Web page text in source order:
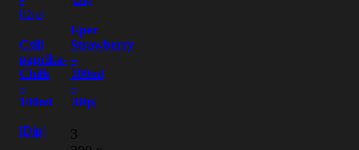
Csili
paprika-
Chilli
–
100ml
–
|Dip|
Eper-
Strawberry
–
100ml
–
|Dip|
3